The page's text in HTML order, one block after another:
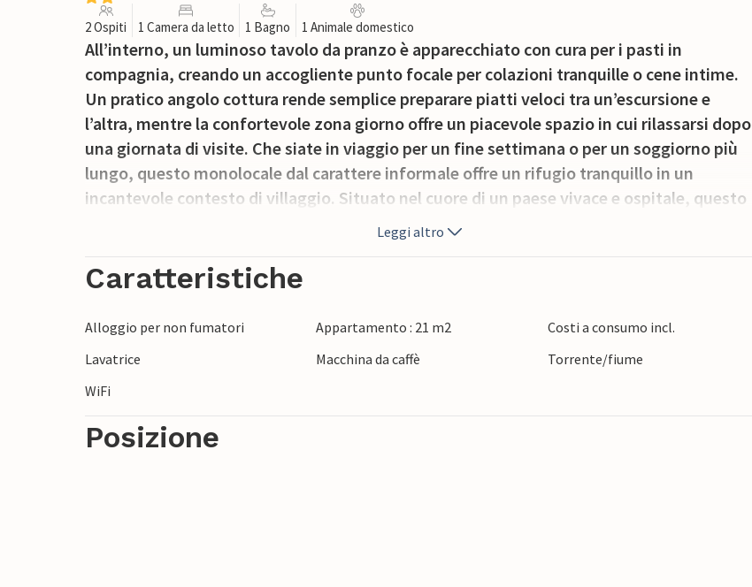
2 Ospiti 1 Camera da letto 1 Bagno 1 Animale domestico
All’interno, un luminoso tavolo da pranzo è apparecchiato con cura per i pasti in
compagnia, creando un accogliente punto focale per colazioni tranquille o cene intime.
Un pratico angolo cottura rende semplice preparare piatti veloci tra un’escursione e
l’altra, mentre la confortevole zona giorno offre un piacevole spazio in cui rilassarsi dopo
una giornata di visite. Che siate in viaggio per un fine settimana o per un soggiorno più
lungo, questo monolocale dal carattere informale offre un rifugio tranquillo in un
incantevole contesto di villaggio. Situato nel cuore di un paese vivace e ospitale, questo
monolocale finemente ristrutturato unisce tranquillità e comodo accesso ad alcune delle
attrazioni più affascinanti del Périgord. Nelle vicinanze, l’altopiano del Causse de l’Isle
offre splendidi sentieri escursionistici che attraversano boschi di querce e praterie aride,
scoprire la ricca flora e fauna locali, mentre occasionali mostre d’arte aggiungono
Leggi altro
Caratteristiche
Alloggio per non fumatori Appartamento : 21 m2
Costi a consumo incl.
Lavatrice
Macchina da caffè
Torrente/fiume
WiFi
Posizione